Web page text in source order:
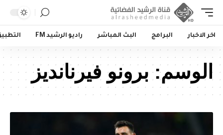
اخر الاخبار البرامج البث المباشر راديو الرشيد FM
الوسم:برونو فيرنانديز